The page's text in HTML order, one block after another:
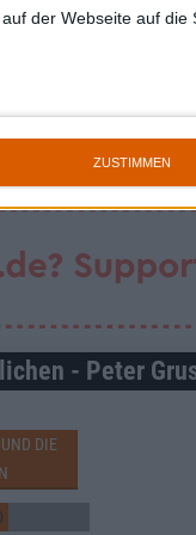
der Webseite auf die
ZUSTIMMEN
- Peter
DIE